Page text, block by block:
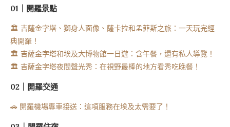
01｜開羅景點
🏛️ 吉薩金字塔、獅身人面像、薩卡拉和孟菲斯之旅：一天玩完經
典開羅！
🏛️ 吉薩金字塔和埃及大博物館一日遊：含午餐，還有私人導覽！
🏛️ 吉薩金字塔夜間聲光秀：在視野最棒的地方看秀吃晚餐！
02｜開羅交通
🚗 開羅機場專車接送：這項服務在埃及太需要了！